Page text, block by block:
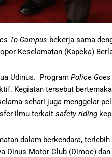
To Campus bekerja sama
Keselamatan (Kapeka)
Udinus. Program Police
Kegiatan tersebut
sehari juga menggelar
ilmu terkait safety riding
dalam berkendara,
Dinus Motor Club (Dimoc)